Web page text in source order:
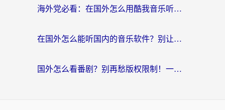
海外党必看：在国外怎么用酷我音乐听音乐？告别“地区不支持”的实用指南
在国外怎么能听国内的音乐软件？别让版权限制断了你的“中文歌单”
国外怎么看番剧？别再愁版权限制！一个工具解决所有回国追剧难题